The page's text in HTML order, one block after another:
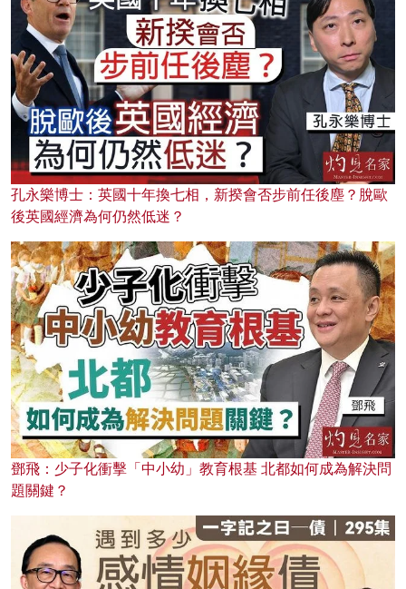
孔永樂博士：英國十年換七相，新揆會否步前任後塵？脫歐
後英國經濟為何仍然低迷？
鄧飛：少子化衝擊「中小幼」教育根基 北都如何成為解決問
題關鍵？